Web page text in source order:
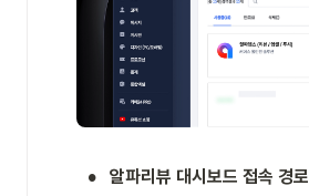
•
알파리뷰 대시보드 접속 경로